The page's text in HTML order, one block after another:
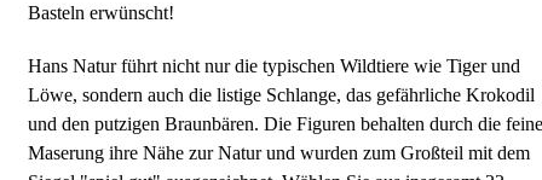
Basteln erwünscht!
Hans Natur führt nicht nur die typischen Wildtiere wie Tiger und
Löwe, sondern auch die listige Schlange, das gefährliche Krokodil
und den putzigen Braunbären. Die Figuren behalten durch die feine
Maserung ihre Nähe zur Natur und wurden zum Großteil mit dem